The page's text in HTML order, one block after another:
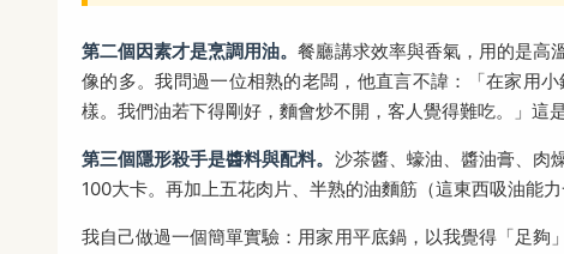
第二個因素才是烹調用油。餐廳講求效率與香氣，用的是高
像的多。我問過一位相熟的老闆，他直言不諱：「在家用
樣。我們油若下得剛好，麵會炒不開，客人覺得難吃。」這
第三個隱形殺手是醬料與配料。 沙茶醬、蠔油、醬油膏、肉
100大卡。再加上五花肉片、半熟的油麵筋（這東西吸油能力
我自己做過一個簡單實驗：用家用平底鍋，以我覺得「足